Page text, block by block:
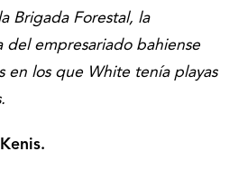
Brigada Forestal, la
del empresariado bahiense
en los que White tenía playas